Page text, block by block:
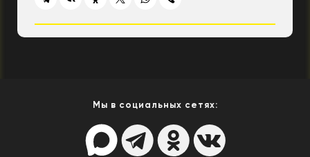
Мы в социальных сетях: